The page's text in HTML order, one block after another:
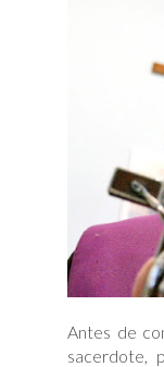
Antes de
sacerdote,